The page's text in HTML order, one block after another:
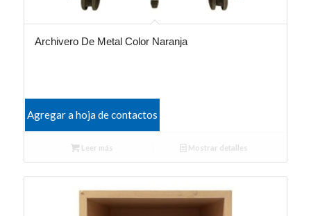
Archivero De Metal Color Naranja
Agregar a hoja de contactos
Leer más Mostrar detalles